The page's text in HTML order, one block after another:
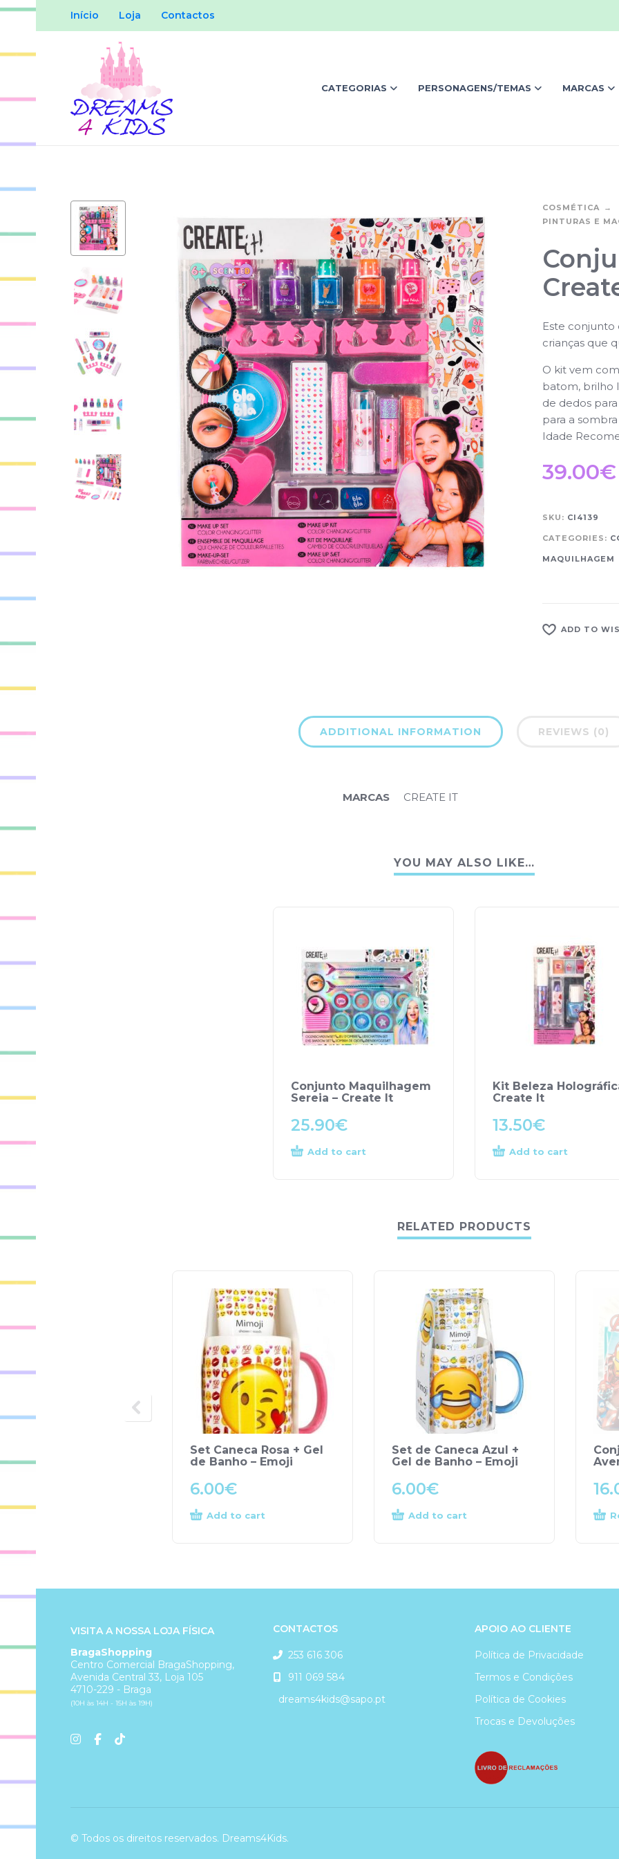
Início Loja Contactos
CATEGORIAS PERSONAGENS/TEMAS MARCAS
COSMÉTICA
PINTURAS E
Este
crianças que
O kit vem
batom, brilho
de dedos
para a
Idade
39.00€
SKU: CI4139
CATEGORIES:
MAQUILHAGEM
ADD TO
ADDITIONAL INFORMATION REVIEWS (0)
MARCAS CREATE IT
YOU MAY ALSO LIKE…
Conjunto Maquilhagem
Sereia – Create It
25.90€
Add to cart
Kit Beleza
Create It
13.50€
Add to cart
RELATED PRODUCTS
Set Caneca Rosa + Gel
de Banho – Emoji
6.00€
Add to cart
Set de Caneca Azul +
Gel de Banho – Emoji
6.00€
Add to cart
VISITA A NOSSA LOJA FÍSICA
BragaShopping
Centro Comercial BragaShopping,
Avenida Central 33, Loja 105
4710-229 - Braga
(10H às 14H - 15H às 19H)
CONTACTOS
253 616 306
911 069 584
dreams4kids@sapo.pt
APOIO AO CLIENTE
Política de Privacidade
Termos e Condições
Política de Cookies
Trocas e Devoluções
© Todos os direitos reservados. Dreams4Kids.